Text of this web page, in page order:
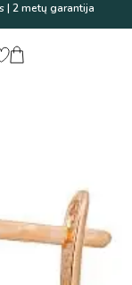
| 2 metų garantija